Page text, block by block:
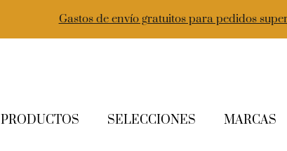
Gastos de envío gratuitos para pedidos
PRODUCTOS SELECCIONES MARCAS